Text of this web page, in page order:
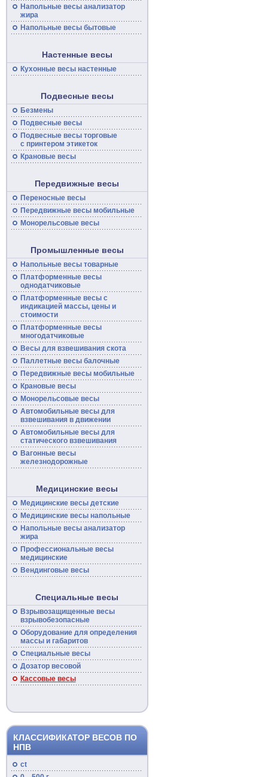
Напольные весыанализатор
жира
Напольные весы бытовые
Настенные весы
Кухонные весы настенные
Подвесные весы
Безмены
Подвесные весы
Подвесные весыторговые
с принтером этикеток
Крановые весы
Передвижные весы
Переносные весы
Передвижные весымобильные
Монорельсовые весы
Промышленные весы
Напольные весытоварные
Платформенные весы
однодатчиковые
Платформенные весыс
индикацией массы, цены и
стоимости
Платформенные весы
многодатчиковые
Весы для взвешивания скота
Паллетные весы балочные
Передвижные весымобильные
Крановые весы
Монорельсовые весы
Автомобильные весыдля
взвешивания в движении
Автомобильные весы для
статического взвешивания
Вагонные весы
железнодорожные
Медицинские весы
Медицинские весы детские
Медицинские весынапольные
Напольные весыанализатор
жира
Профессиональные весы
медицинские
Вендинговые весы
Специальные весы
Взрывозащищенные весы
взрывобезопасные
Оборудование для определения
массы и габаритов
Специальные весы
Дозатор весовой
Кассовые весы
КЛАССИФИКАТОР ВЕСОВ ПО
НПВ
ct